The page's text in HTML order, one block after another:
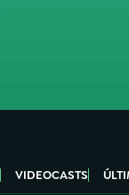
VIDEOCASTS